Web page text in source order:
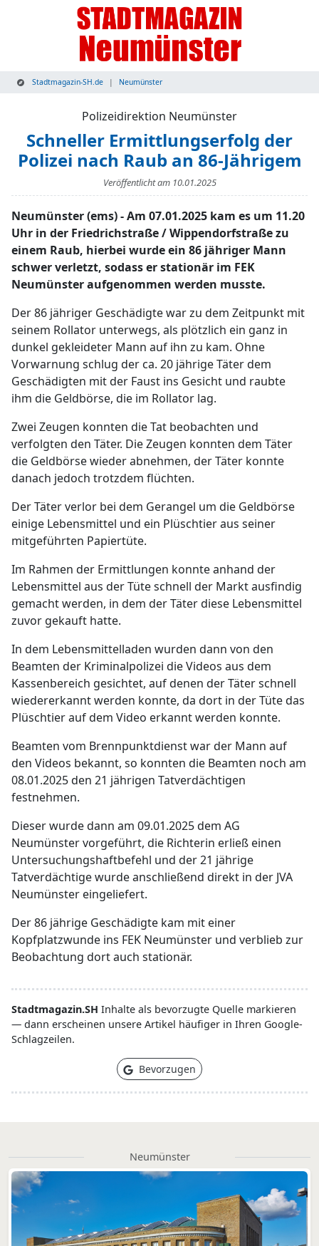
Stadtmagazin-SH.de Neumünster
Polizeidirektion Neumünster
Schneller Ermittlungserfolg der
Polizei nach Raub an 86-Jährigem
Veröffentlicht am 10.01.2025
Neumünster (ems) - Am 07.01.2025 kam es um 11.20
Uhr in der Friedrichstraße / Wippendorfstraße zu
einem Raub, hierbei wurde ein 86 jähriger Mann
schwer verletzt, sodass er stationär im FEK
Neumünster aufgenommen werden musste.
Der 86 jähriger Geschädigte war zu dem Zeitpunkt mit
seinem Rollator unterwegs, als plötzlich ein ganz in
dunkel gekleideter Mann auf ihn zu kam. Ohne
Vorwarnung schlug der ca. 20 jährige Täter dem
Geschädigten mit der Faust ins Gesicht und raubte
ihm die Geldbörse, die im Rollator lag.
Zwei Zeugen konnten die Tat beobachten und
verfolgten den Täter. Die Zeugen konnten dem Täter
die Geldbörse wieder abnehmen, der Täter konnte
danach jedoch trotzdem flüchten.
Der Täter verlor bei dem Gerangel um die Geldbörse
einige Lebensmittel und ein Plüschtier aus seiner
mitgeführten Papiertüte.
Im Rahmen der Ermittlungen konnte anhand der
Lebensmittel aus der Tüte schnell der Markt ausfindig
gemacht werden, in dem der Täter diese Lebensmittel
zuvor gekauft hatte.
In dem Lebensmittelladen wurden dann von den
Beamten der Kriminalpolizei die Videos aus dem
Kassenbereich gesichtet, auf denen der Täter schnell
wiedererkannt werden konnte, da dort in der Tüte das
Plüschtier auf dem Video erkannt werden konnte.
Beamten vom Brennpunktdienst war der Mann auf
den Videos bekannt, so konnten die Beamten noch am
08.01.2025 den 21 jährigen Tatverdächtigen
festnehmen.
Dieser wurde dann am 09.01.2025 dem AG
Neumünster vorgeführt, die Richterin erließ einen
Untersuchungshaftbefehl und der 21 jährige
Tatverdächtige wurde anschließend direkt in der JVA
Neumünster eingeliefert.
Der 86 jährige Geschädigte kam mit einer
Kopfplatzwunde ins FEK Neumünster und verblieb zur
Beobachtung dort auch stationär.
Stadtmagazin.SH Inhalte als bevorzugte Quelle markieren
— dann erscheinen unsere Artikel häufiger in Ihren Google-
Schlagzeilen.
Bevorzugen
Neumünster